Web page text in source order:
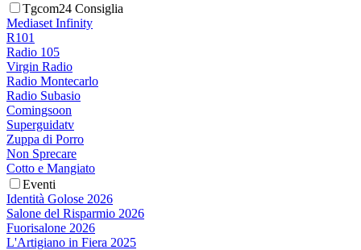
Tgcom24 Consiglia
Mediaset Infinity
R101
Radio 105
Virgin Radio
Radio Montecarlo
Radio Subasio
Comingsoon
Superguidatv
Zuppa di Porro
Non Sprecare
Cotto e Mangiato
Eventi
Identità Golose 2026
Salone del Risparmio 2026
Fuorisalone 2026
L'Artigiano in Fiera 2025